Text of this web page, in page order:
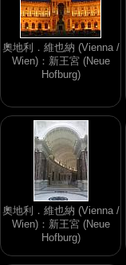
奧地利．維也納 (Vienna /
Wien)：新王宮 (Neue
Hofburg)
奧地利．維也納 (Vienna /
Wien)：新王宮 (Neue
Hofburg)